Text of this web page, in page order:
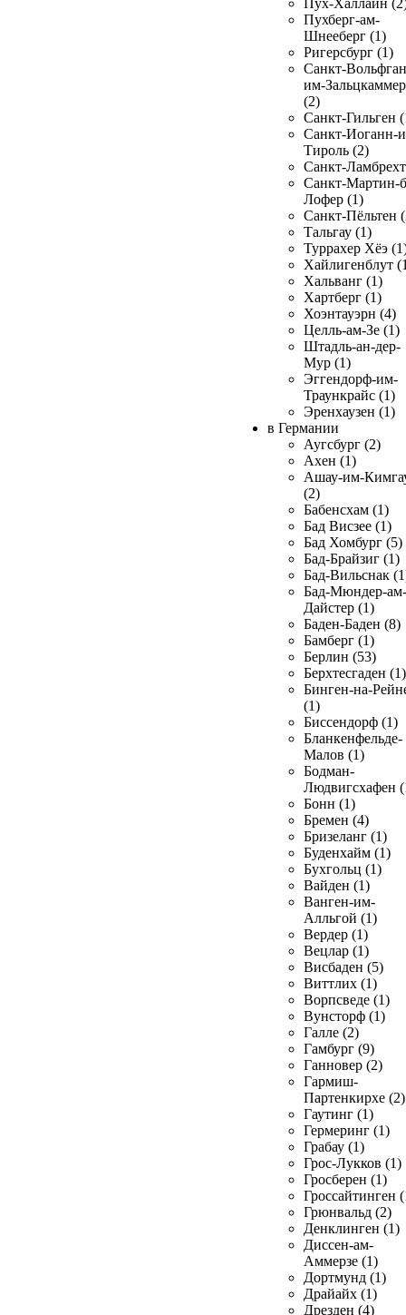
Пух-Халлайн
Пухберг-ам-
Шнееберг (1)
Ригерсбург (1)
Санкт-
им-
(2)
Санкт-Гильген
Санкт-Иоганн-
Тироль (2)
Санкт-
Санкт-Мартин-
Лофер (1)
Санкт-Пёльтен
Тальгау (1)
Туррахер Хёэ
Хайлигенблут
Хальванг (1)
Хартберг (1)
Хоэнтауэрн (4)
Целль-ам-Зе (1)
Штадль-ан-дер-
Мур (1)
Эггендорф-им-
Траункрайс (1)
Эренхаузен (1)
в Германии
Аугсбург (2)
Ахен (1)
Ашау-им-
(2)
Бабенсхам (1)
Бад Висзее (1)
Бад Хомбург (5)
Бад-Брайзиг (1)
Бад-Вильснак
Бад-Мюндер-ам-
Дайстер (1)
Баден-Баден (8)
Бамберг (1)
Берлин (53)
Берхтесгаден (1)
Бинген-на-
(1)
Биссендорф (1)
Бланкенфельде-
Малов (1)
Бодман-
Людвигсхафен
Бонн (1)
Бремен (4)
Бризеланг (1)
Буденхайм (1)
Бухгольц (1)
Вайден (1)
Ванген-им-
Алльгой (1)
Вердер (1)
Вецлар (1)
Висбаден (5)
Виттлих (1)
Ворпсведе (1)
Вунсторф (1)
Галле (2)
Гамбург (9)
Ганновер (2)
Гармиш-
Партенкирхе (2)
Гаутинг (1)
Гермеринг (1)
Грабау (1)
Грос-Лукков (1)
Гросберен (1)
Гроссайтинген
Грюнвальд (2)
Денклинген (1)
Диссен-ам-
Аммерзе (1)
Дортмунд (1)
Драйайх (1)
Дрезден (4)